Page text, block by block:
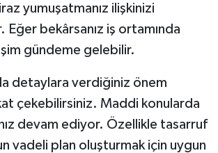
yumuşatmanız ilişkinizi
Eğer bekârsanız iş ortamında
gündeme gelebilir.
detaylara verdiğiniz önem
çekebilirsiniz. Maddi konularda
devam ediyor. Özellikle tasarruf
vadeli plan oluşturmak için uygun